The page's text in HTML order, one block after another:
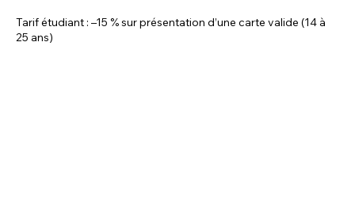
Tarif étudiant : –15 % sur présentation d’une carte valide (14 à
25 ans)